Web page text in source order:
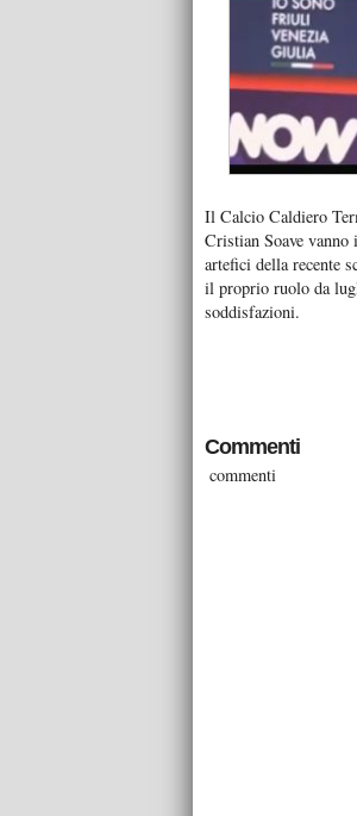
Il Calcio Caldiero
Cristian Soave
artefici della recente
il proprio ruolo da
soddisfazioni.
Commenti
commenti